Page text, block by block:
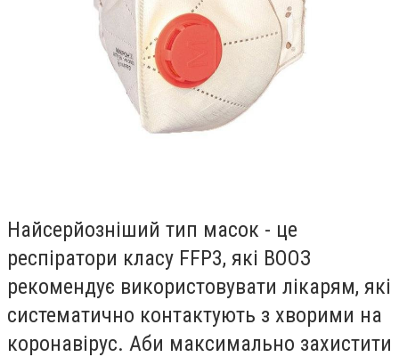
Найсерйозніший тип масок - це
респіратори класу FFP3, які ВООЗ
рекомендує використовувати лікарям, які
систематично контактують з хворими на
коронавірус. Аби максимально захистити